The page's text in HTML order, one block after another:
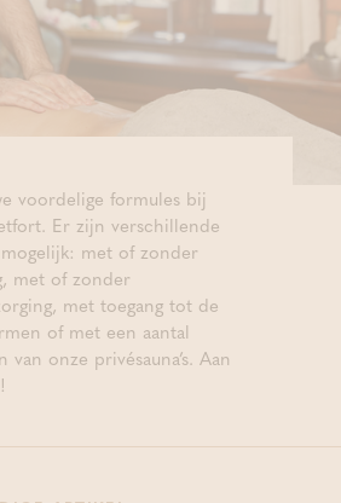
voordelige formules bij
Er zijn verschillende
met of zonder
met of zonder
met toegang tot de
of met een aantal
van onze privésauna’s. Aan